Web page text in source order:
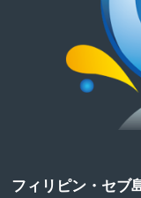
フィリピン・セブ